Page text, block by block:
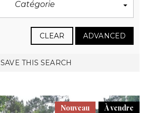
Catégorie
CLEAR ADVANCED
SAVE THIS SEARCH
À vendre
Nouveau